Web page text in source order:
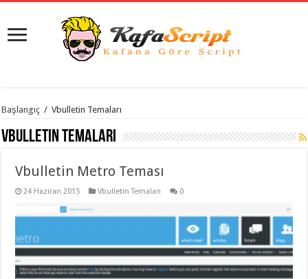
istanbul
evden
eve
organizasyon,
evden
taşımacılık,
gaziantep
evden
Başlangıç / Vbulletin Temaları
Vbulletin Temaları
Vbulletin Metro Teması
24 Haziran 2015 Vbulletin Temaları 0